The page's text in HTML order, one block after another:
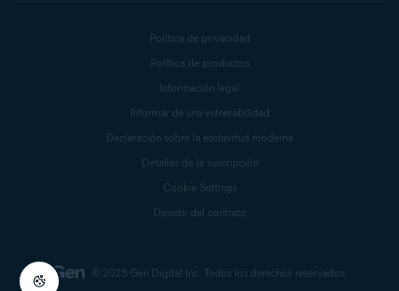
© 2025 Gen Digital Inc. Todos los derechos reservados.
Política de privacidad
Política de productos
Información legal
Informar de una vulnerabilidad
Declaración sobre la esclavitud moderna
Detalles de la suscripción
Cookie Settings
Desistir del contrato